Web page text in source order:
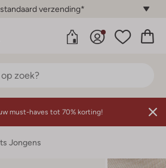
verzending*
must-haves tot 70% korting!
Jongens